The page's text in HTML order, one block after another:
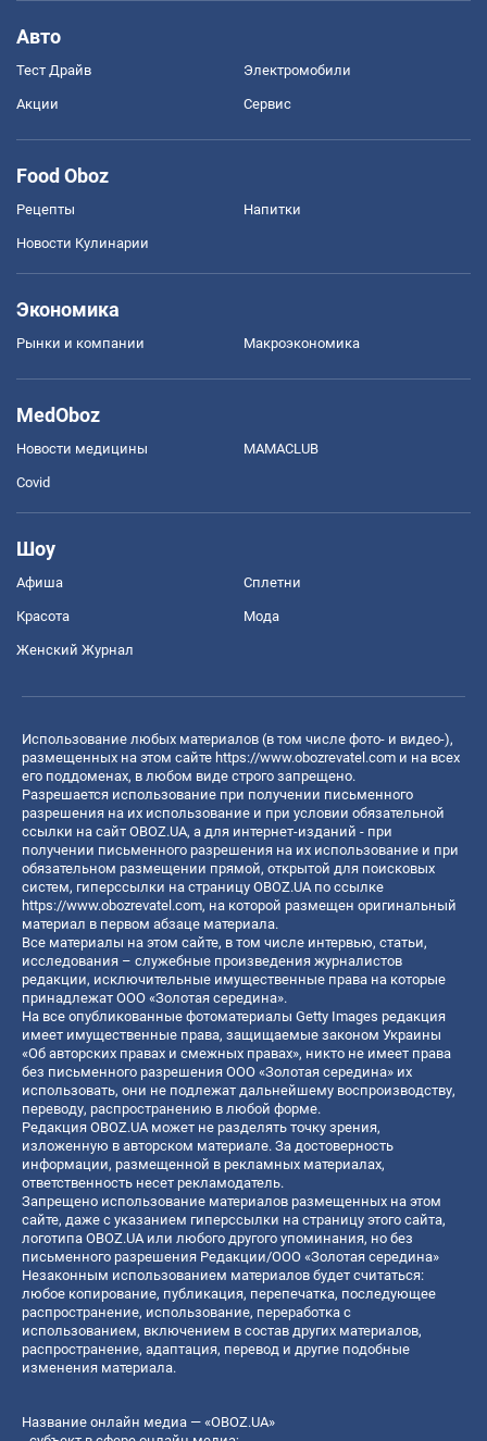
Авто
Тест Драйв Электромобили
Акции Сервис
Food Oboz
Рецепты Напитки
Новости Кулинарии
Экономика
Рынки и компании Mакроэкономика
MedOboz
Новости медицины MAMACLUB
Covid
Шоу
Афиша Сплетни
Красота Мода
Женский Журнал
Использование любых материалов (в том числе фото- и видео-),
размещенных на этом сайте https://www.obozrevatel.com и на всех
его поддоменах, в любом виде строго запрещено.
Разрешается использование при получении письменного
разрешения на их использование и при условии обязательной
ссылки на сайт OBOZ.UA, а для интернет-изданий - при
получении письменного разрешения на их использование и при
обязательном размещении прямой, открытой для поисковых
систем, гиперссылки на страницу OBOZ.UA по ссылке
https://www.obozrevatel.com, на которой размещен оригинальный
материал в первом абзаце материала.
Все материалы на этом сайте, в том числе интервью, статьи,
исследования – служебные произведения журналистов
редакции, исключительные имущественные права на которые
принадлежат ООО «Золотая середина».
На все опубликованные фотоматериалы Getty Images редакция
имеет имущественные права, защищаемые законом Украины
«Об авторских правах и смежных правах», никто не имеет права
без письменного разрешения ООО «Золотая середина» их
использовать, они не подлежат дальнейшему воспроизводству,
переводу, распространению в любой форме.
Редакция OBOZ.UA может не разделять точку зрения,
изложенную в авторском материале. За достоверность
информации, размещенной в рекламных материалах,
ответственность несет рекламодатель.
Запрещено использование материалов размещенных на этом
сайте, даже с указанием гиперссылки на страницу этого сайта,
логотипа OBOZ.UA или любого другого упоминания, но без
письменного разрешения Редакции/ООО «Золотая середина»
Незаконным использованием материалов будет считаться:
любое копирование, публикация, перепечатка, последующее
распространение, использование, переработка с
использованием, включением в состав других материалов,
распространение, адаптация, перевод и другие подобные
изменения материала.
Название онлайн медиа — «OBOZ.UA»